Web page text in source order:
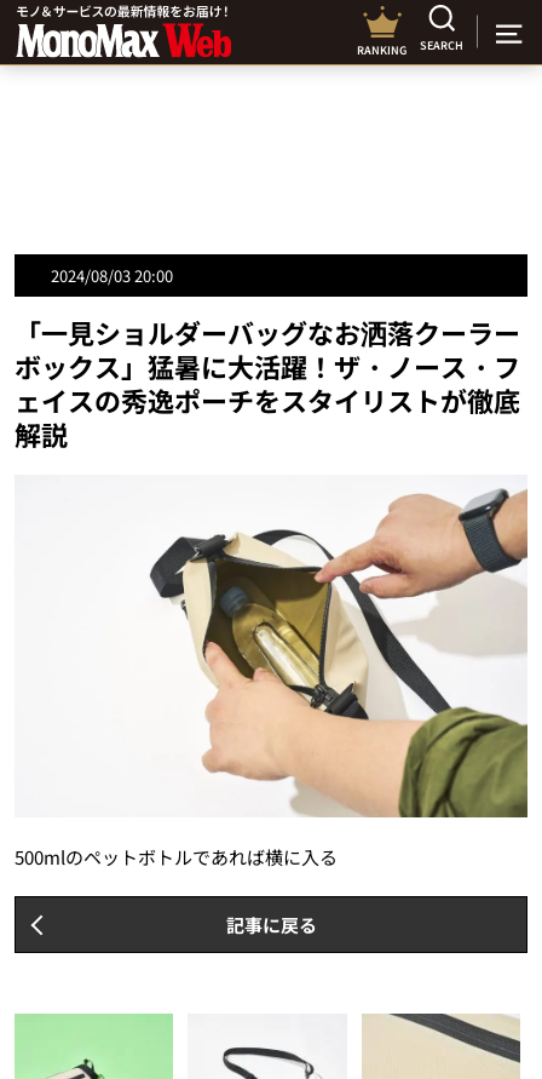
RANKING SEARCH
2024/08/03 20:00
「一見ショルダーバッグなお洒落クーラー
ボックス」猛暑に大活躍！ザ・ノース・フ
ェイスの秀逸ポーチをスタイリストが徹底
解説
500mlのペットボトルであれば横に入る
記事に戻る